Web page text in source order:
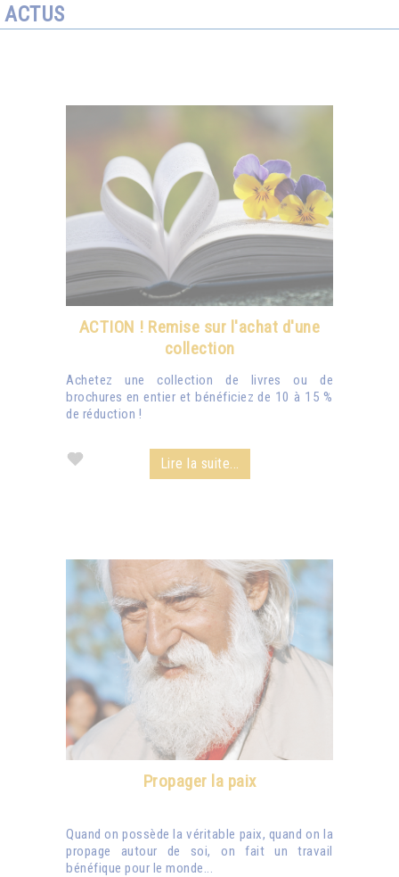
ACTUS
ACTION ! Remise sur l'achat d'une
collection
Achetez une collection de livres ou de
brochures en entier et bénéficiez de 10 à 15 %
de réduction !
Lire la suite...
Propager la paix
Quand on possède la véritable paix, quand on la
propage autour de soi, on fait un travail
bénéfique pour le monde...